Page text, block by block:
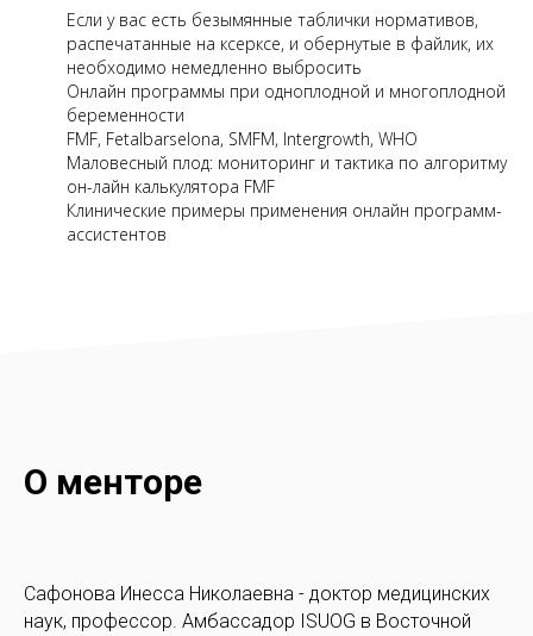
Если у вас есть безымянные таблички нормативов,
распечатанные на ксерксе, и обернутые в файлик, их
необходимо немедленно выбросить
Онлайн программы при одноплодной и многоплодной
беременности
FMF, Fetalbarselona, SMFM, Intergrowth, WHO
Маловесный плод: мониторинг и тактика по алгоритму
он-лайн калькулятора FMF
Клинические примеры применения онлайн программ-
ассистентов
О менторе
Cафонова Инесса Николаевна - доктор медицинских
наук, профессор. Амбассадор ISUOG в Восточной